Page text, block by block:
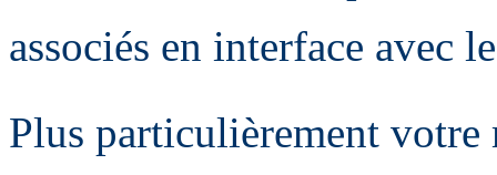
associés en interface avec
Plus particulièrement votre